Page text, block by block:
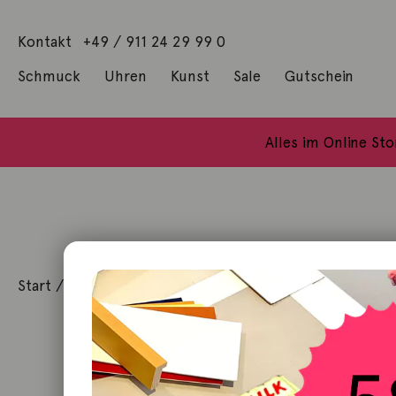
Kontakt +49 / 911 24 29 99 0
Schmuck Uhren Kunst Sale Gutschein
Alles im Online
Start / Kunst Originalgrafik / Nürnberg vom